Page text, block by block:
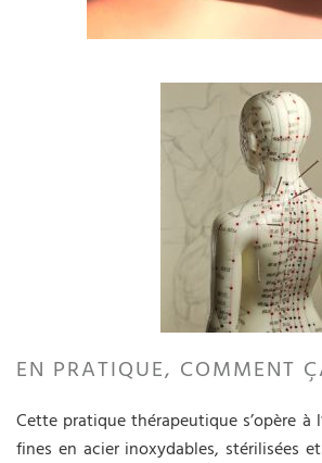
EN PRATIQUE, COMMENT
Cette pratique thérapeutique s’opère à
fines en acier inoxydables, stérilisées